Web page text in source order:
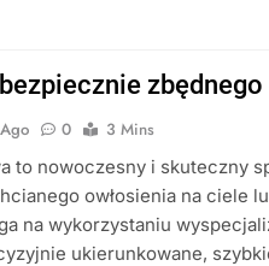
zbędnego
0
3 Mins
to nowoczesny i skuteczny
owłosienia na ciele
na wykorzystaniu
ukierunkowane,